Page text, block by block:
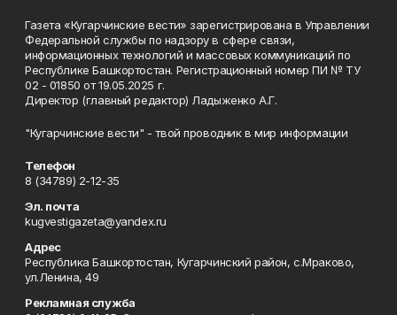
Газета «Кугарчинские вести» зарегистрирована в Управлении
Федеральной службы по надзору в сфере связи,
информационных технологий и массовых коммуникаций по
Республике Башкортостан. Регистрационный номер ПИ № ТУ
02 - 01850 от 19.05.2025 г.
Директор (главный редактор) Ладыженко А.Г.
"Кугарчинские вести" - твой проводник в мир информации
Телефон
8 (34789) 2-12-35
Эл. почта
kugvestigazeta@yandex.ru
Адрес
Республика Башкортостан, Кугарчинский район, с.Мраково,
ул.Ленина, 49
Рекламная служба